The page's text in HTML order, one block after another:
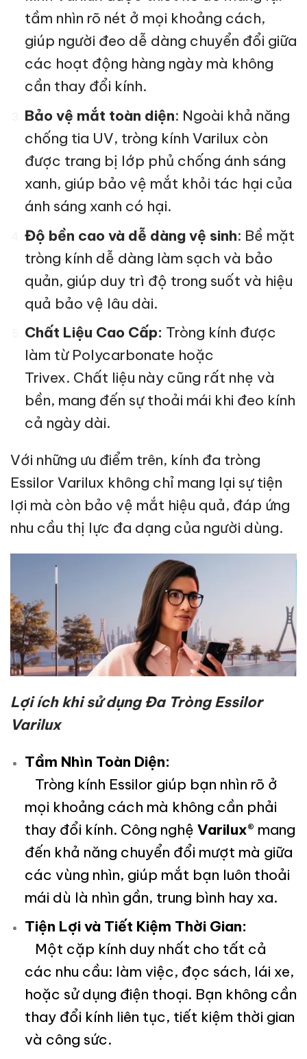
tầm nhìn rõ nét ở mọi khoảng cách,
giúp người đeo dễ dàng chuyển đổi giữa
các hoạt động hàng ngày mà không
cần thay đổi kính.
Bảo vệ mắt toàn diện: Ngoài khả năng
chống tia UV, tròng kính Varilux còn
được trang bị lớp phủ chống ánh sáng
xanh, giúp bảo vệ mắt khỏi tác hại của
ánh sáng xanh có hại.
Độ bền cao và dễ dàng vệ sinh: Bề mặt
tròng kính dễ dàng làm sạch và bảo
quản, giúp duy trì độ trong suốt và hiệu
quả bảo vệ lâu dài.
Chất Liệu Cao Cấp: Tròng kính được
làm từ Polycarbonate hoặc
Trivex. Chất liệu này cũng rất nhẹ và
bền, mang đến sự thoải mái khi đeo kính
cả ngày dài.
Với những ưu điểm trên, kính đa tròng
Essilor Varilux không chỉ mang lại sự tiện
lợi mà còn bảo vệ mắt hiệu quả, đáp ứng
nhu cầu thị lực đa dạng của người dùng.
Lợi ích khi sử dụng Đa Tròng Essilor
Varilux
Tầm Nhìn Toàn Diện:
Tròng kính Essilor giúp bạn nhìn rõ ở
mọi khoảng cách mà không cần phải
thay đổi kính. Công nghệ Varilux® mang
đến khả năng chuyển đổi mượt mà giữa
các vùng nhìn, giúp mắt bạn luôn thoải
mái dù là nhìn gần, trung bình hay xa.
Tiện Lợi và Tiết Kiệm Thời Gian:
Một cặp kính duy nhất cho tất cả
các nhu cầu: làm việc, đọc sách, lái xe,
hoặc sử dụng điện thoại. Bạn không cần
thay đổi kính liên tục, tiết kiệm thời gian
và công sức.